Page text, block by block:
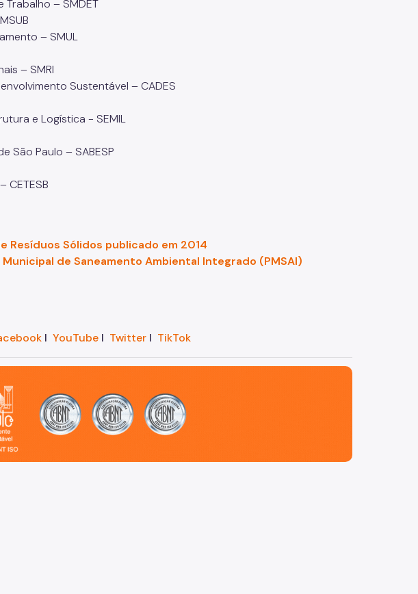
– SMDET
– SMUL
– SMRI
Sustentável – CADES
e Logística - SEMIL
São Paulo – SABESP
CETESB
Resíduos Sólidos publicado em 2014
de Saneamento Ambiental Integrado (PMSAI)
I YouTubeI TwitterI TikTok